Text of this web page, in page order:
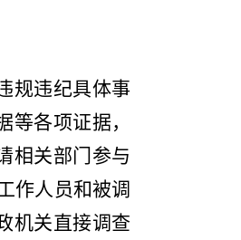
规违纪具体事
各项证据，
相关部门参与
作人员和被调
机关直接调查